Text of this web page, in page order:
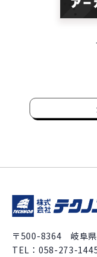
〒500-8364 岐阜
TEL： 058-273-